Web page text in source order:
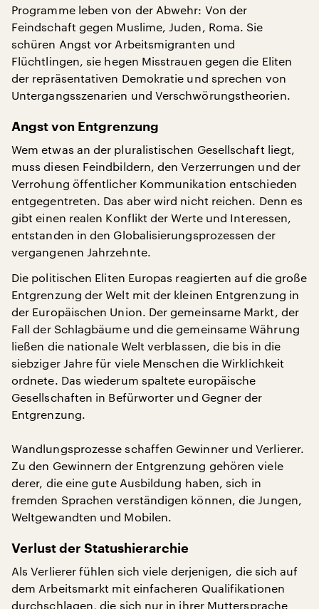
Programme leben von der Abwehr: Von der
Feindschaft gegen Muslime, Juden, Roma. Sie
schüren Angst vor Arbeitsmigranten und
Flüchtlingen, sie hegen Misstrauen gegen die Eliten
der repräsentativen Demokratie und sprechen von
Untergangsszenarien und Verschwörungstheorien.
Angst von Entgrenzung
Wem etwas an der pluralistischen Gesellschaft liegt,
muss diesen Feindbildern, den Verzerrungen und der
Verrohung öffentlicher Kommunikation entschieden
entgegentreten. Das aber wird nicht reichen. Denn es
gibt einen realen Konflikt der Werte und Interessen,
entstanden in den Globalisierungsprozessen der
vergangenen Jahrzehnte.
Die politischen Eliten Europas reagierten auf die große
Entgrenzung der Welt mit der kleinen Entgrenzung in
der Europäischen Union. Der gemeinsame Markt, der
Fall der Schlagbäume und die gemeinsame Währung
ließen die nationale Welt verblassen, die bis in die
siebziger Jahre für viele Menschen die Wirklichkeit
ordnete. Das wiederum spaltete europäische
Gesellschaften in Befürworter und Gegner der
Entgrenzung.
Wandlungsprozesse schaffen Gewinner und Verlierer.
Zu den Gewinnern der Entgrenzung gehören viele
derer, die eine gute Ausbildung haben, sich in
fremden Sprachen verständigen können, die Jungen,
Weltgewandten und Mobilen.
Verlust der Statushierarchie
Als Verlierer fühlen sich viele derjenigen, die sich auf
dem Arbeitsmarkt mit einfacheren Qualifikationen
durchschlagen, die sich nur in ihrer Muttersprache